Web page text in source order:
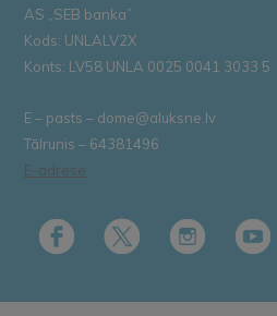
AS „SEB banka”
Kods: UNLALV2X
Konts: LV58 UNLA 0025 0041 3033 5
E – pasts – dome@aluksne.lv
Tālrunis – 64381496
E-adrese